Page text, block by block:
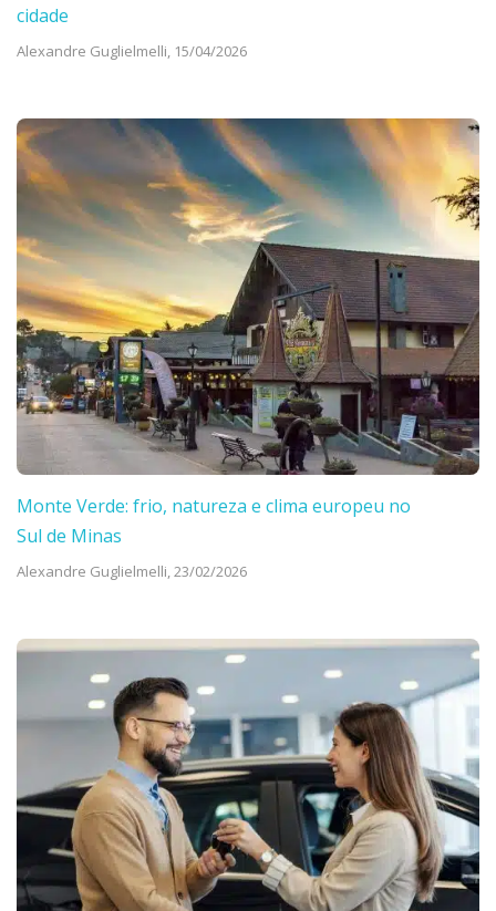
cidade
Alexandre Guglielmelli, 15/04/2026
Monte Verde: frio, natureza e clima europeu no
Sul de Minas
Alexandre Guglielmelli, 23/02/2026